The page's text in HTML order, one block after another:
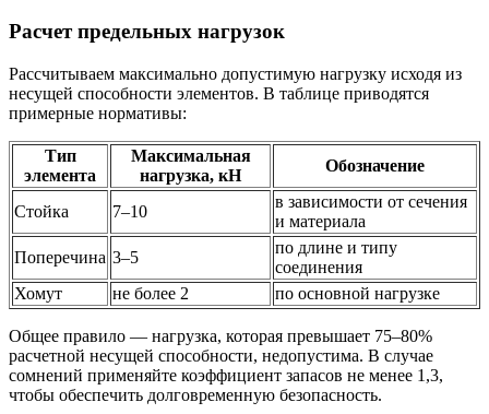
Расчет предельных нагрузок
Рассчитываем максимально допустимую нагрузку исходя из
несущей способности элементов. В таблице приводятся
примерные нормативы:
Тип
элемента
Максимальная
нагрузка, кН
Обозначение
Стойка 7–10
в зависимости от сечения
и материала
Поперечина 3–5
по длине и типу
соединения
Хомут
не более 2 по основной нагрузке
Общее правило — нагрузка, которая превышает 75–80%
расчетной несущей способности, недопустима. В случае
сомнений применяйте коэффициент запасов не менее 1,3,
чтобы обеспечить долговременную безопасность.